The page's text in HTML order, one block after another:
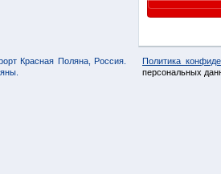
Красная Поляна, Россия.
Политика
персональных